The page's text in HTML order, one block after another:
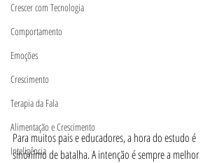
Crescer com Tecnologia
Comportamento
Emoções
Crescimento
Terapia da Fala
Alimentação e Crescimento
Inteligência
Para muitos pais e educadores, a hora do estudo é
sinónimo de batalha. A intenção é sempre a melhor